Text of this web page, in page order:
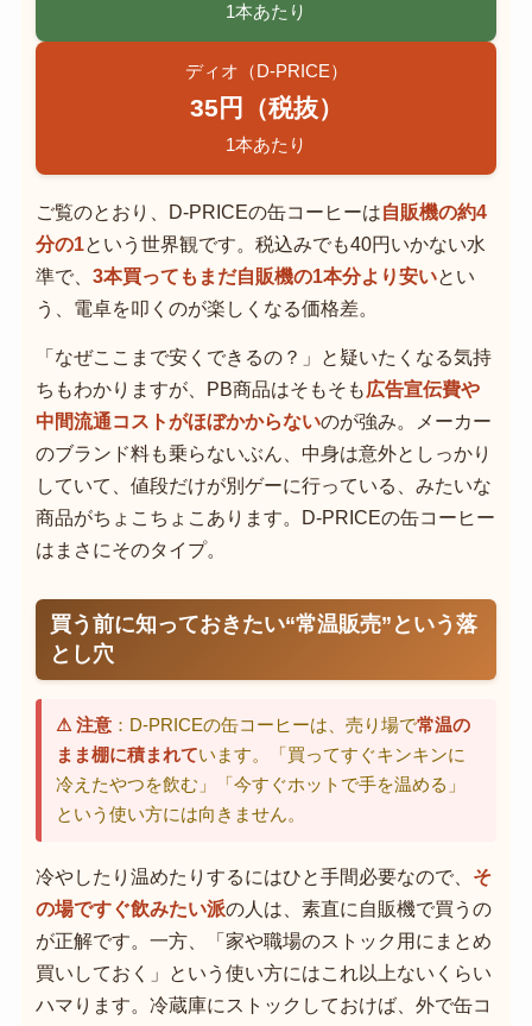
1本あたり
ディオ（D-PRICE）
35円（税抜）
1本あたり
ご覧のとおり、D-PRICEの缶コーヒーは自販機の約4
分の1という世界観です。税込みでも40円いかない水
準で、 3本買ってもまだ自販機の1本分より安いとい
う、電卓を叩くのが楽しくなる価格差。
「なぜここまで安くできるの？」と疑いたくなる気持
ちもわかりますが、PB商品はそもそも広告宣伝費や
中間流通コストがほぼかからないのが強み。メーカー
のブランド料も乗らないぶん、中身は意外としっかり
していて、値段だけが別ゲーに行っている、みたいな
商品がちょこちょこあります。D-PRICEの缶コーヒー
はまさにそのタイプ。
買う前に知っておきたい“常温販売”という落
とし穴
⚠ 注意：D-PRICEの缶コーヒーは、売り場で常温の
まま棚に積まれています。「買ってすぐキンキンに
冷えたやつを飲む」「今すぐホットで手を温める」
という使い方には向きません。
冷やしたり温めたりするにはひと手間必要なので、 そ
の場ですぐ飲みたい派の人は、素直に自販機で買うの
が正解です。一方、「家や職場のストック用にまとめ
買いしておく」という使い方にはこれ以上ないくらい
ハマります。冷蔵庫にストックしておけば、外で缶コ